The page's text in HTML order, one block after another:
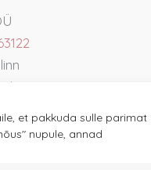
et pakkuda sulle parimat
nupule, annad